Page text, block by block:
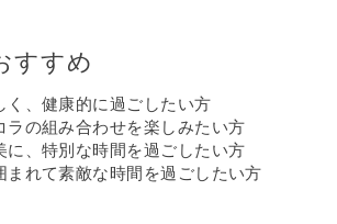
すすめ
く、健康的に過ごしたい方
ラの組み合わせを楽しみたい方
に、特別な時間を過ごしたい方
まれて素敵な時間を過ごしたい方